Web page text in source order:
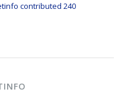
contributed 240